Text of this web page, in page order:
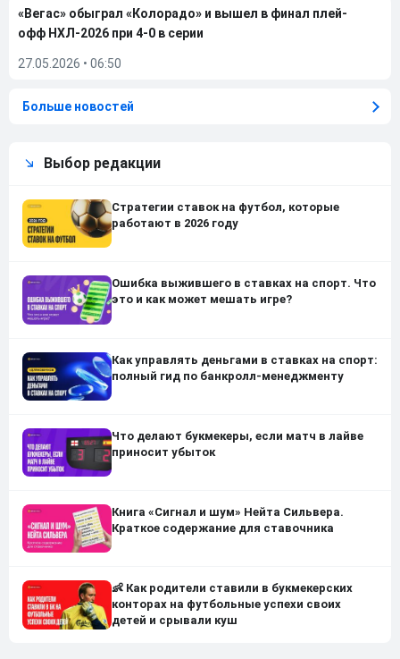
«Вегас» обыграл «Колорадо» и вышел в финал плей-
офф НХЛ-2026 при 4-0 в серии
27.05.2026 • 06:50
Больше новостей
Выбор редакции
Стратегии ставок на футбол, которые
работают в 2026 году
Ошибка выжившего в ставках на спорт. Что
это и как может мешать игре?
Как управлять деньгами в ставках на спорт:
полный гид по банкролл-менеджменту
Что делают букмекеры, если матч в лайве
приносит убыток
Книга «Сигнал и шум» Нейта Сильвера.
Краткое содержание для ставочника
👶 Как родители ставили в букмекерских
конторах на футбольные успехи своих
детей и срывали куш